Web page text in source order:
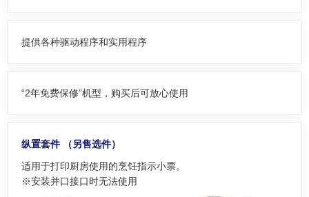
提供各种驱动程序和实用程序
“2年免费保修”机型，购买后可放心使用
纵置套件 （另售选件）
适用于打印厨房使用的烹饪指示小票。
※安装并口接口时无法使用